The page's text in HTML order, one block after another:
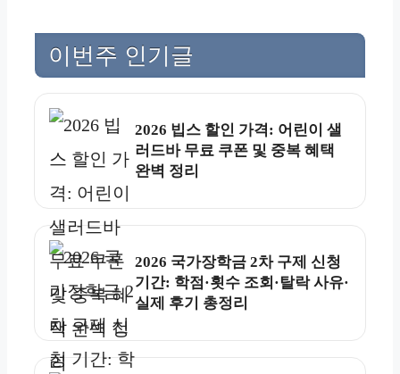
이번주 인기글
2026 빕스 할인 가격: 어린이 샐
러드바 무료 쿠폰 및 중복 혜택
완벽 정리
2026 국가장학금 2차 구제 신청
기간: 학점·횟수 조회·탈락 사유·
실제 후기 총정리